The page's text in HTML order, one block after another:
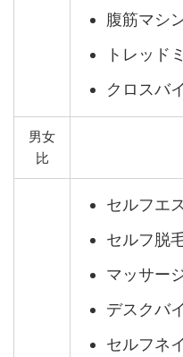
腹筋マシ
トレッド
クロスバ
男女
比
セルフエ
セルフ脱
マッサー
デスクバ
セルフネ